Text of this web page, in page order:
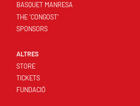
BASQUET MANRESA
THE 'CONGOST'
SPONSORS
ALTRES
STORE
TICKETS
FUNDACIÓ